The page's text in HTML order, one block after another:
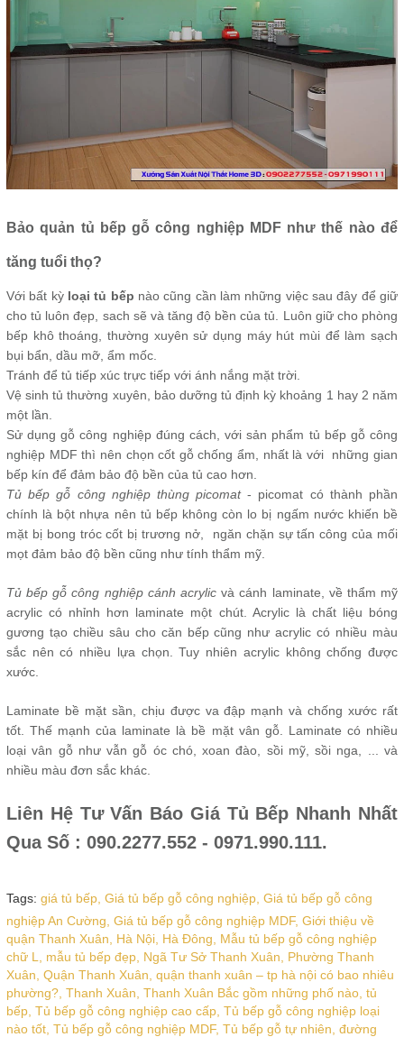
Bảo quản tủ bếp gỗ công nghiệp MDF như thế nào để
tăng tuổi thọ?
Với bất kỳloại tủ bếp nào cũng cần làm những việc sau đây để giữ
cho tủ luôn đẹp, sach sẽ và tăng độ bền của tủ. Luôn giữ cho phòng
bếp khô thoáng, thường xuyên sử dụng máy hút mùi để làm sạch
bụi bẩn, dầu mỡ, ẩm mốc.
Tránh để tủ tiếp xúc trực tiếp với ánh nắng mặt trời.
Vệ sinh tủ thường xuyên, bảo dưỡng tủ định kỳ khoảng 1 hay 2 năm
một lần.
Sử dụng gỗ công nghiệp đúng cách, với sản phẩm tủ bếp gỗ công
nghiệp MDF thì nên chọn cốt gỗ chống ẩm, nhất là với những gian
bếp kín để đảm bảo độ bền của tủ cao hơn.
Tủ bếp gỗ công nghiệp thùng picomat- picomat có thành phần
chính là bột nhựa nên tủ bếp không còn lo bị ngấm nước khiến bề
mặt bị bong tróc cốt bị trương nở, ngăn chặn sự tấn công của mối
mọt đảm bảo độ bền cũng như tính thẩm mỹ.
Tủ bếp gỗ công nghiệp cánh acrylic và cánh laminate, về thẩm mỹ
acrylic có nhỉnh hơn laminate một chút. Acrylic là chất liệu bóng
gương tạo chiều sâu cho căn bếp cũng như acrylic có nhiều màu
sắc nên có nhiều lựa chọn. Tuy nhiên acrylic không chống được
xước.
Laminate bề mặt sần, chịu được va đập mạnh và chống xước rất
tốt. Thế mạnh của laminate là bề mặt vân gỗ. Laminate có nhiều
loại vân gỗ như vẫn gỗ óc chó, xoan đào, sồi mỹ, sồi nga, ... và
nhiều màu đơn sắc khác.
Liên Hệ Tư Vấn Báo Giá Tủ Bếp Nhanh Nhất
Qua Số : 090.2277.552 - 0971.990.111.
Tags: giá tủ bếp, Giá tủ bếp gỗ công nghiệp, Giá tủ bếp gỗ công
nghiệp An Cường, Giá tủ bếp gỗ công nghiệp MDF, Giới thiệu về
quận Thanh Xuân, Hà Nội, Hà Đông, Mẫu tủ bếp gỗ công nghiệp
chữ L, mẫu tủ bếp đẹp, Ngã Tư Sở Thanh Xuân, Phường Thanh
Xuân, Quận Thanh Xuân, quận thanh xuân – tp hà nội có bao nhiêu
phường?, Thanh Xuân, Thanh Xuân Bắc gồm những phố nào, tủ
bếp, Tủ bếp gỗ công nghiệp cao cấp, Tủ bếp gỗ công nghiệp loại
nào tốt, Tủ bếp gỗ công nghiệp MDF, Tủ bếp gỗ tự nhiên, đường